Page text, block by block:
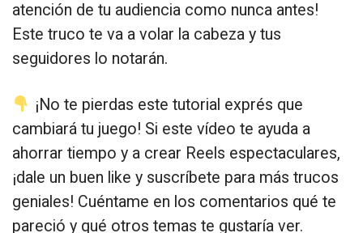
atención de tu audiencia como nunca antes!
Este truco te va a volar la cabeza y tus
seguidores lo notarán.
¡No te pierdas este tutorial exprés que
cambiará tu juego! Si este vídeo te ayuda a
ahorrar tiempo y a crear Reels espectaculares,
¡dale un buen like y suscríbete para más trucos
geniales! Cuéntame en los comentarios qué te
pareció y qué otros temas te gustaría ver.